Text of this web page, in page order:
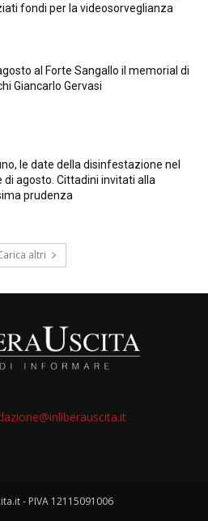
fondi per la videosorveglianza
agosto al Forte Sangallo il memorial di
Giancarlo Gervasi
le date della disinfestazione nel
di agosto. Cittadini invitati alla
prudenza
altri
- PIVA 12115091006